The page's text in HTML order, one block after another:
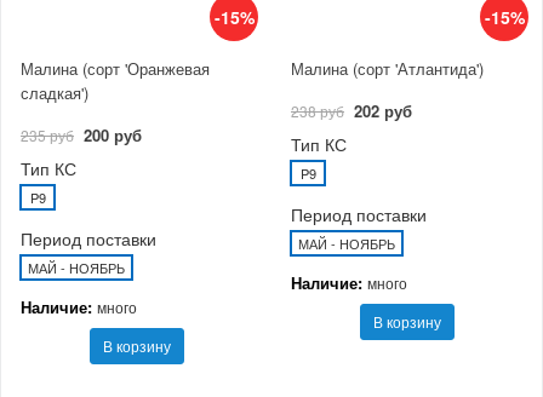
-15%
Малина (сорт 'Оранжевая
сладкая')
235 руб 200 руб
Тип КС
P9
Период поставки
МАЙ - НОЯБРЬ
Наличие: много
В корзину
-15%
Малина (сорт 'Атлантида')
238 руб 202 руб
Тип КС
P9
Период поставки
МАЙ - НОЯБРЬ
Наличие: много
В корзину